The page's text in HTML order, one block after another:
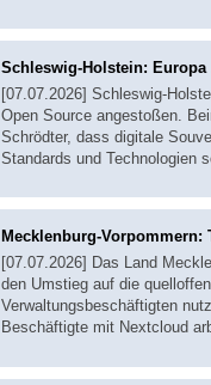
Schleswig-Holstein:
[07.07.2026] Schleswig-
Open Source angestoßen.
Schrödter, dass digitale
Standards und Technologien
Mecklenburg-Vorpommern:
[07.07.2026] Das Land
den Umstieg auf die
Verwaltungsbeschäftigten
Beschäftigte mit Nextcloud